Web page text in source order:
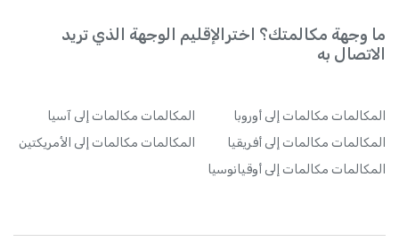
ما وجهة مكالمتك؟ اخترالإقليم الوجهة الذي تريد
الاتصال به
المكالمات مكالمات إلى أوروبا المكالمات مكالمات إلى آسيا
المكالمات مكالمات إلى أفريقيا المكالمات مكالمات إلى الأمريكتين
المكالمات مكالمات إلى أوقيانوسيا